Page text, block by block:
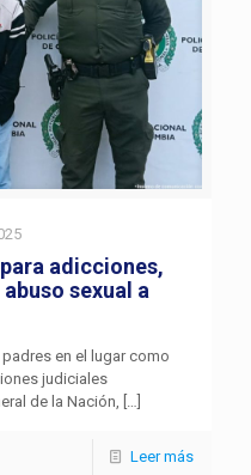
adicciones,
sexual a
en el lugar como
judiciales
de la Nación,
Leer más